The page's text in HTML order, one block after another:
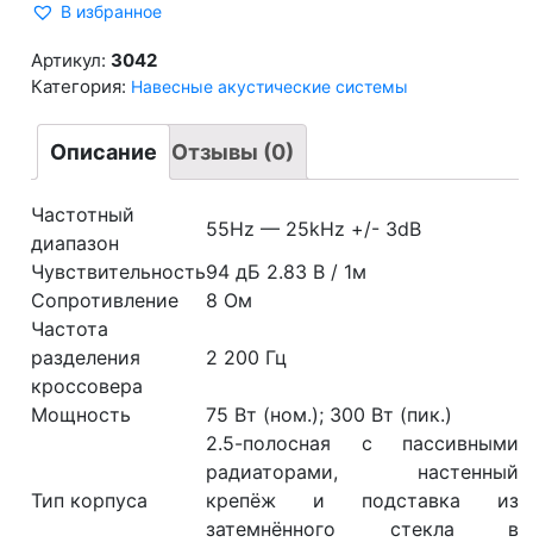
RP-
В избранное
Артикул: 3042
Категория: Навесные акустические системы
Описание Отзывы (0)
Частотный
диапазон
55Hz — 25kHz +/- 3dB
Чувствительность94 дБ 2.83 В / 1м
Сопротивление
8 Ом
Частота
разделения
кроссовера
2 200 Гц
Мощность 75 Вт (ном.); 300 Вт (пик.)
Тип корпуса
2.5-полосная с пассивными
радиаторами, настенный
крепёж и подставка из
затемнённого стекла в